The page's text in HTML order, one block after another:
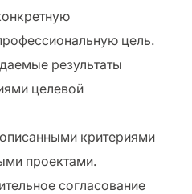
цель.
результаты
целевой
критериями
проектами.
согласование